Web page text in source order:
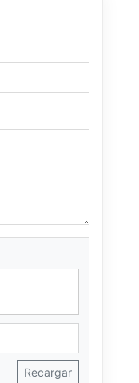
Recargar